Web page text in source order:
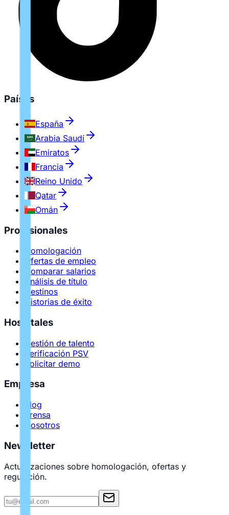
Países
España
Arabia Saudí
Emiratos
Francia
Reino Unido
Qatar
Omán
Profesionales
Homologación
Ofertas de empleo
Comparar salarios
Análisis de título
Destinos
Historias de éxito
Hospitales
Gestión de talento
Verificación PSV
Solicitar demo
Empresa
Blog
Prensa
Nosotros
Newsletter
Actualizaciones sobre homologación, ofertas y
regulación.